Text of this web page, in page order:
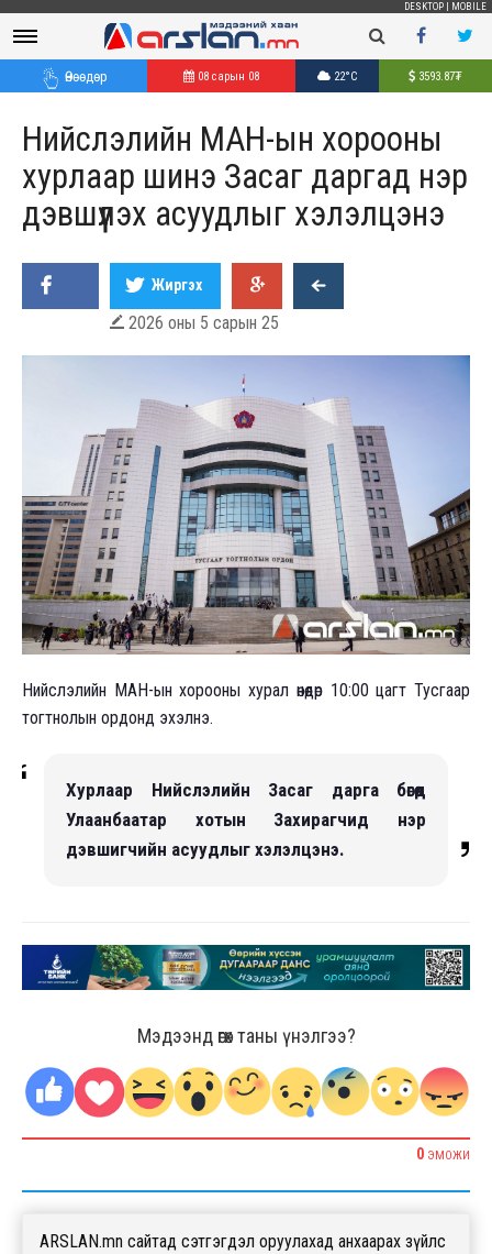
DESKTOP MOBILE
Өнөөдөр 08 сарын 08 22°C 3593.87₮
Нийслэлийн МАН-ын хорооны
хурлаар шинэ Засаг даргад нэр
дэвшүүлэх асуудлыг хэлэлцэнэ
Жиргэх
 2026 оны 5 сарын 25
Нийслэлийн МАН-ын хорооны хурал өнөөдөр 10:00 цагт Тусгаар
тогтнолын ордонд эхэлнэ.
Хурлаар Нийслэлийн Засаг дарга бөгөөд
Улаанбаатар хотын Захирагчид нэр
дэвшигчийн асуудлыг хэлэлцэнэ.
Мэдээнд өгөх таны үнэлгээ?
0 ЭМОЖИ
ARSLAN.mn сайтад сэтгэгдэл оруулахад анхаарах зүйлс